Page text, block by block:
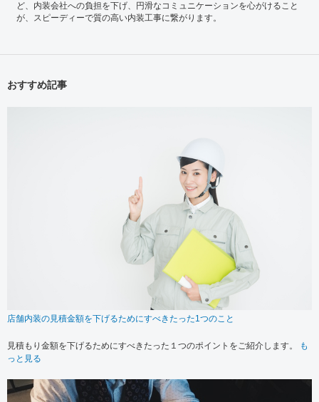
ど、内装会社への負担を下げ、円滑なコミュニケーションを心がけること
が、スピーディーで質の高い内装工事に繋がります。
おすすめ記事
店舗内装の見積金額を下げるためにすべきたった1つのこと
見積もり金額を下げるためにすべきたった１つのポイントをご紹介します。
も
っと見る